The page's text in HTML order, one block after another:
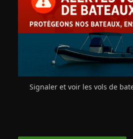
Signaler et voir les vols de